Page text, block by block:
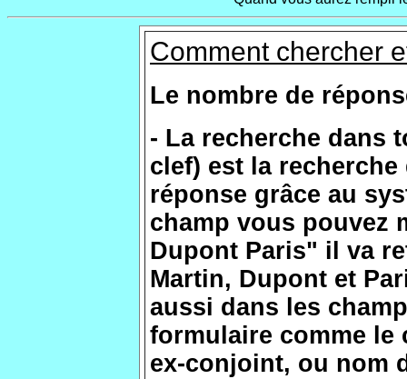
Comment chercher
Le nombre de
- La recherche dans
clef) est la
réponse grâce au
champ vous pouvez
Dupont Paris" il va
Martin, Dupont et
aussi dans les
formulaire comme le
ex-conjoint, ou nom